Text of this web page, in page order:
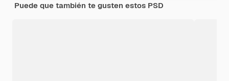
Puede que también te gusten estos PSD